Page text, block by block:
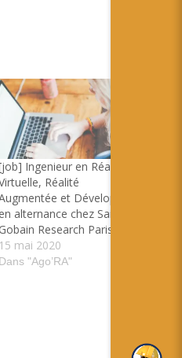
Ingenieur en Réalité
Réalité
et Développeur
en alternance chez Saint-
Gobain Research Paris
15 mai 2020
Dans "Ago’RA"